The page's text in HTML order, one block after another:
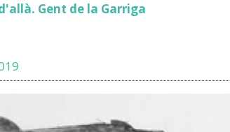
Gent de la Garriga